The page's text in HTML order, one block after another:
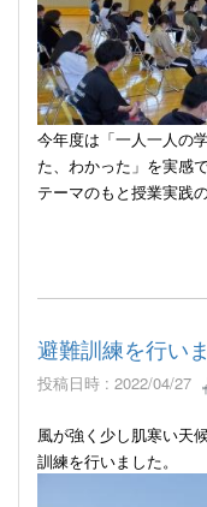
今年度は「一人一人の
た、わかった」を実感
テーマのもと授業実践
避難訓練を行いま
投稿日時 : 2022/04/27
風が強く少し肌寒い天
訓練を行いました。